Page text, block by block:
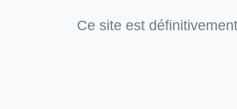
Ce site est